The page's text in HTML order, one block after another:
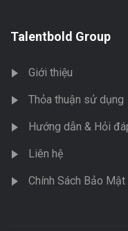
Talentbold Group
Giới thiệu
Thỏa thuận sử dụng
Hướng dẫn & Hỏi
Liên hệ
Chính Sách Bảo